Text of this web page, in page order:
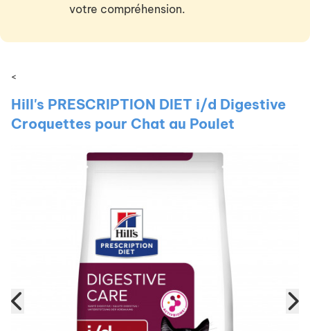
votre compréhension.
<
Hill's PRESCRIPTION DIET i/d Digestive
Croquettes pour Chat au Poulet